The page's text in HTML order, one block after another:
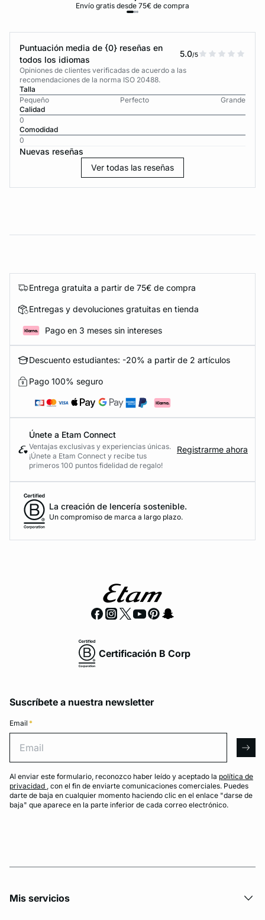
Envío gratis desde 75€ de compra
Puntuación media de {0} reseñas en
todos los idiomas
5.0/5
Opiniones de clientes verificadas de acuerdo a las
recomendaciones de la norma ISO 20488.
Talla
Pequeño
Perfecto
Grande
Calidad
0
Comodidad
0
Nuevas reseñas
Ver todas las reseñas
Entrega gratuita a partir de 75€ de compra
Entregas y devoluciones gratuitas en tienda
Pago en 3 meses sin intereses
Descuento estudiantes: -20% a partir de 2 artículos
Pago 100% seguro
Únete a Etam Connect
Ventajas exclusivas y experiencias únicas.
¡Únete a Etam Connect y recibe tus
primeros 100 puntos fidelidad de regalo!
Registrarme ahora
La creación de lencería sostenible.
Un compromiso de marca a largo plazo.
Certificación B Corp
Suscríbete a nuestra newsletter
Email *
Al enviar este formulario, reconozco haber leído y aceptado la política de
privacidad , con el fin de enviarte comunicaciones comerciales. Puedes
darte de baja en cualquier momento haciendo clic en el enlace "darse de
baja" que aparece en la parte inferior de cada correo electrónico.
Mis servicios